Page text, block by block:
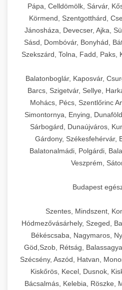
weboldal-
elkötelezettség
kampánykezelés.
költségvetését
aikampany.hu
🍞 20. Ipari
Professzionális ipari
tésztakeverő gépek
konyhák számára.
megbízható
chef-
kereskedelmi
🔪 21. Ipari
Ipari hús- és sajtszeletelő
élelmiszer-
állítható
chef-
professzionális
📦 22. Vákuumozó
Kereskedelmi
élelmiszerek
szavatossági időt és
🎁 23.
Ipari vákuumfóliázó
Hatékony lezárási és
chef-
kereskedelmi
professzionális
kapacitású sütő- és
hőmérséklet-
chef-
❄️ 25. Ipari
Professzionális
kereskedelmi
Energiahatékony
💧 26. Ipari
Kereskedelmi
Pápa, Celldömölk, Sárvár,
Körmend, Szentgotthárd,
Jánosháza, Devecser, Ajka,
Sásd, Dombóvár, Bonyhád,
Szekszárd, Tolna, Fadd, Paks,
Balatonboglár, Kaposvár,
Barcs, Szigetvár, Sellye,
Mohács, Pécs, Szentlőrinc
Simontornya, Enying,
Sárbogárd, Dunaújváros,
Gárdony, Székesfehérvár,
Balatonalmádi, Polgárdi,
Veszprém,
Budapest
Szentes, Mindszent,
Hódmezővásárhely, Szeged,
Békéscsaba, Nagymaros,
Göd,Szob, Rétság,
Szécsény, Aszód, Hatvan,
Kiskőrös, Kecel, Dusnok,
Bácsalmás, Kelebia, Röszke,